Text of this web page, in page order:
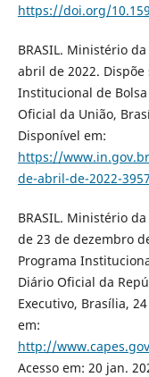
https://doi.org/
BRASIL. Ministério
abril de 2022.
Institucional de
Oficial da União,
Disponível em:
https://
de-abril-de-2022-
BRASIL. Ministério
de 23 de dezembro
Programa
Diário Oficial da
Executivo, Brasília,
em:
http://
Acesso em: 20 jan.